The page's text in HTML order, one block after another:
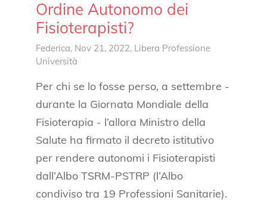
Ordine Autonomo dei
Fisioterapisti?
Federica, Nov 21, 2022, Libera Professione
Università
Per chi se lo fosse perso, a settembre -
durante la Giornata Mondiale della
Fisioterapia - l’allora Ministro della
Salute ha firmato il decreto istitutivo
per rendere autonomi i Fisioterapisti
dall’Albo TSRM-PSTRP (l’Albo
condiviso tra 19 Professioni Sanitarie).